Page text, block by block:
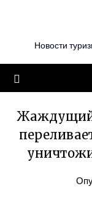
Новости
Жаждущий